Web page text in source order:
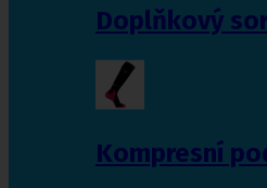
Doplňkový
Kompresní